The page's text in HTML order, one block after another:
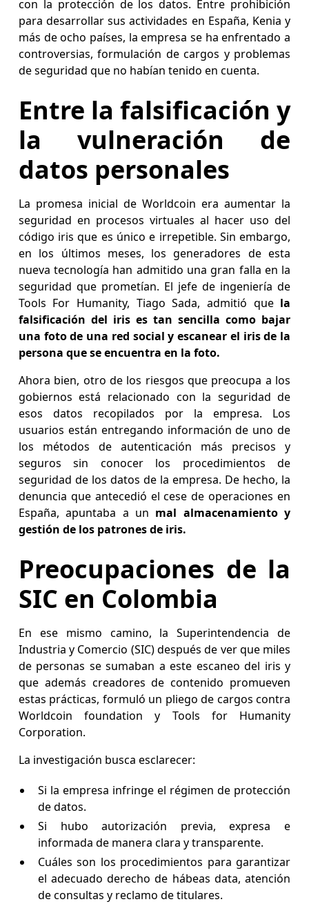
con la protección de los datos. Entre prohibición
para desarrollar sus actividades en España, Kenia y
más de ocho países, la empresa se ha enfrentado a
controversias, formulación de cargos y problemas
de seguridad que no habían tenido en cuenta.
Entre la falsificación y
la vulneración de
datos personales
La promesa inicial de Worldcoin era aumentar la
seguridad en procesos virtuales al hacer uso del
código iris que es único e irrepetible. Sin embargo,
en los últimos meses, los generadores de esta
nueva tecnología han admitido una gran falla en la
seguridad que prometían. El jefe de ingeniería de
Tools For Humanity, Tiago Sada, admitió que la
falsificación del iris es tan sencilla como bajar
una foto de una red social y escanear el iris de la
persona que se encuentra en la foto.
Ahora bien, otro de los riesgos que preocupa a los
gobiernos está relacionado con la seguridad de
esos datos recopilados por la empresa. Los
usuarios están entregando información de uno de
los métodos de autenticación más precisos y
seguros sin conocer los procedimientos de
seguridad de los datos de la empresa. De hecho, la
denuncia que antecedió el cese de operaciones en
España, apuntaba a un mal almacenamiento y
gestión de los patrones de iris.
Preocupaciones de la
SIC en Colombia
En ese mismo camino, la Superintendencia de
Industria y Comercio (SIC) después de ver que miles
de personas se sumaban a este escaneo del iris y
que además creadores de contenido promueven
estas prácticas, formuló un pliego de cargos contra
Worldcoin foundation y Tools for Humanity
Corporation.
La investigación busca esclarecer:
Si la empresa infringe el régimen de protección
de datos.
Si hubo autorización previa, expresa e
informada de manera clara y transparente.
Cuáles son los procedimientos para garantizar
el adecuado derecho de hábeas data, atención
de consultas y reclamo de titulares.